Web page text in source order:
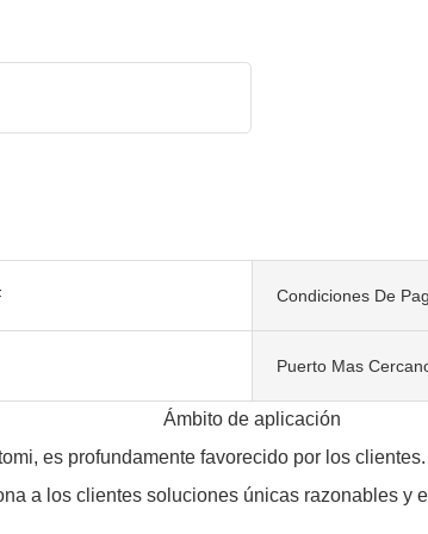
Condiciones De
Puerto Mas
Ámbito de aplicación
es profundamente favorecido por los
a los clientes soluciones únicas razonables y